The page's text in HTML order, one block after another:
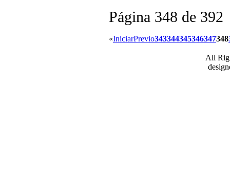
Página 348 de 392
«IniciarPrevio343344345346347348
All